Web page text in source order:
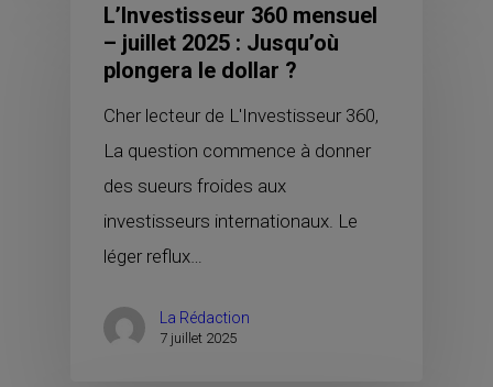
L’Investisseur 360 mensuel
– juillet 2025 : Jusqu’où
plongera le dollar ?
Cher lecteur de L'Investisseur 360,
La question commence à donner
des sueurs froides aux
investisseurs internationaux. Le
léger reflux…
La Rédaction
7 juillet 2025